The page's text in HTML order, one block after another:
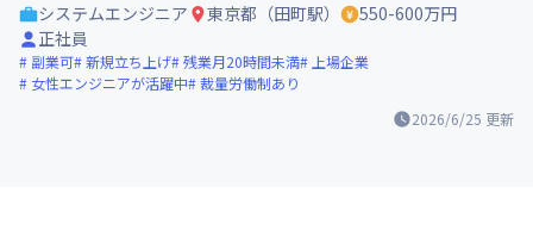
2026/6/25 更新
システムエンジニア 東京都（田町駅）
550-600万円
正社員
副業可 新規立ち上げ 残業月20時間未満
上場企業
女性エンジニアが活躍中
裁量労働制あり